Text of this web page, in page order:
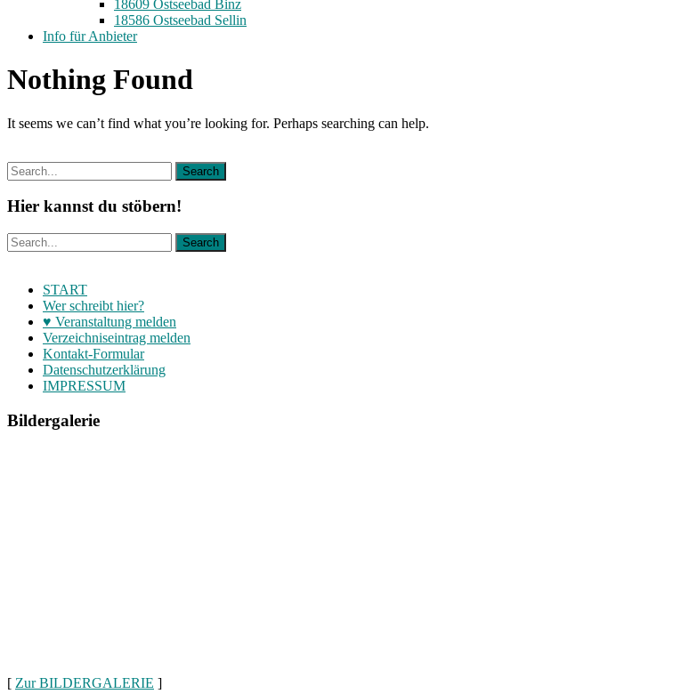
18609 Ostseebad Binz
18586 Ostseebad Sellin
Info für Anbieter
Nothing Found
It seems we can’t find what you’re looking for. Perhaps searching can help.
Hier kannst du stöbern!
START
Wer schreibt hier?
♥ Veranstaltung melden
Verzeichniseintrag melden
Kontakt-Formular
Datenschutzerklärung
IMPRESSUM
Bildergalerie
[ Zur BILDERGALERIE ]